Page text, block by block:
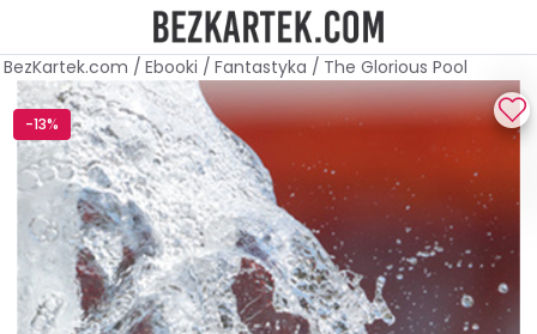
BezKartek.com / Ebooki / Fantastyka / The Glorious Pool
-13%